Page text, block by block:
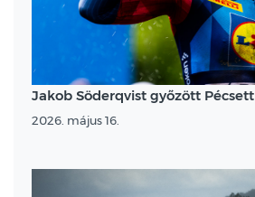
Jakob Söderqvist győzött Pécsett
2026. május 16.